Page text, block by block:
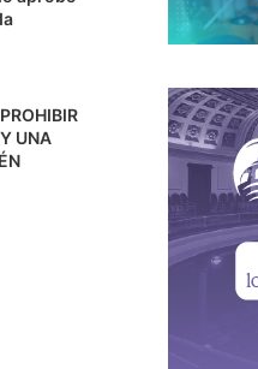
UNA